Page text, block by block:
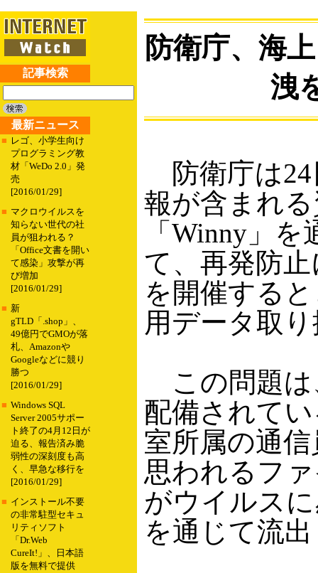
記事検索
最新ニュース
■ レゴ、小学生向け
プログラミング教
材「WeDo 2.0」発
売
[2016/01/29]
■ マクロウイルスを
知らない世代の社
員が狙われる？
「Office文書を開い
て感染」攻撃が再
び増加
[2016/01/29]
■ 新
gTLD「.shop」、
49億円でGMOが落
札、Amazonや
Googleなどに競り
勝つ
[2016/01/29]
■ Windows SQL
Server 2005サポー
ト終了の4月12日が
迫る、報告済み脆
弱性の深刻度も高
く、早急な移行を
[2016/01/29]
■ インストール不要
の非常駐型セキュ
リティソフト
「Dr.Web
CureIt!」、日本語
版を無料で提供
防衛庁、海
洩
防衛庁は24
報が含まれ
「Winny」
て、再発防
を開催する
用データ取
この問題は
配備されて
室所属の通
思われるフ
がウイルス
を通じて流